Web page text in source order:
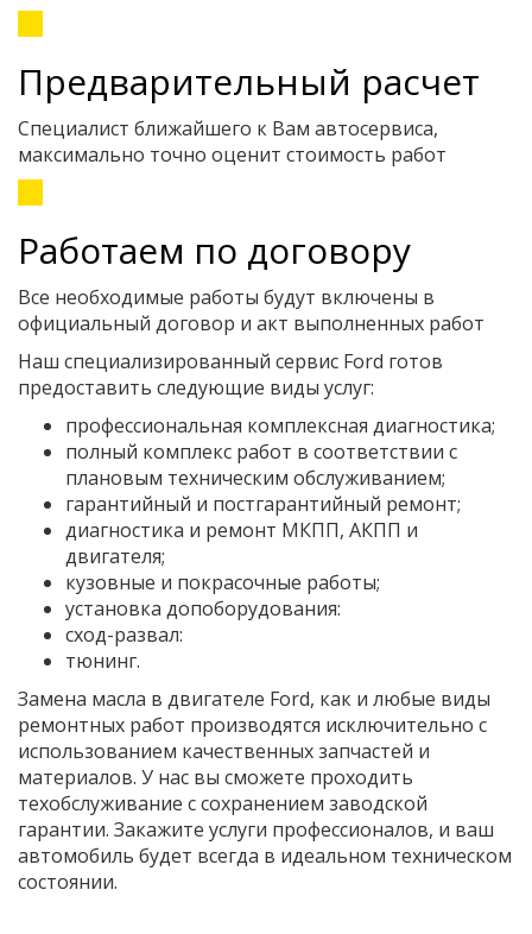
Предварительный расчет
Специалист ближайшего к Вам автосервиса,
максимально точно оценит стоимость работ
Работаем по договору
Все необходимые работы будут включены в
официальный договор и акт выполненных работ
Наш специализированный сервис Ford готов
предоставить следующие виды услуг:
профессиональная комплексная диагностика;
полный комплекс работ в соответствии с
плановым техническим обслуживанием;
гарантийный и постгарантийный ремонт;
диагностика и ремонт МКПП, АКПП и
двигателя;
кузовные и покрасочные работы;
установка допоборудования:
сход-развал:
тюнинг.
Замена масла в двигателе Ford, как и любые виды
ремонтных работ производятся исключительно с
использованием качественных запчастей и
материалов. У нас вы сможете проходить
техобслуживание с сохранением заводской
гарантии. Закажите услуги профессионалов, и ваш
автомобиль будет всегда в идеальном техническом
состоянии.